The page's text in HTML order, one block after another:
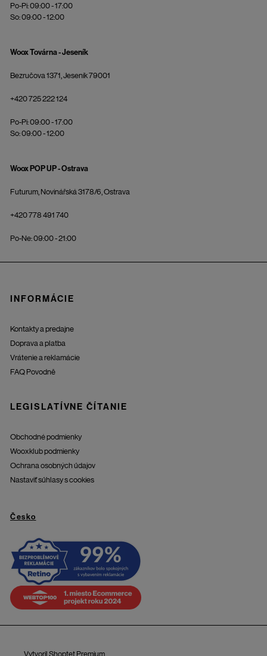
Po-Pi: 09:00 - 17:00
So: 09:00 - 12:00
Woox Továrna - Jeseník
Bezručova 1371, Jeseník 79001
+420 725 222 124
Po-Pi: 09:00 - 17:00
So: 09:00 - 12:00
Woox POP UP - Ostrava
Futurum, Novinářská 3178/6, Ostrava
+420 778 491 740
Po-Ne: 09:00 - 21:00
INFORMÁCIE
Kontakty a predajne
Doprava a platba
Vrátenie a reklamácie
FAQ Povodně
LEGISLATÍVNE ČÍTANIE
Obchodné podmienky
Wooxklub podmienky
Ochrana osobných údajov
Nastaviť súhlasy s cookies
Česko
Vytvoril Shoptet Premium